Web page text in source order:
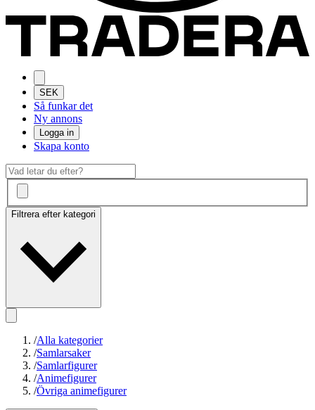
SEK
Så funkar det
Ny annons
Logga in
Skapa konto
Filtrera efter kategori
/Alla kategorier
/Samlarsaker
/Samlarfigurer
/Animefigurer
/Övriga animefigurer